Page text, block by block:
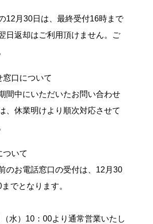
12月30日は、最終受付16時まで
日返却はご利用頂けません。ご
窓口について
間中にいただいたお問い合わせ
、休業明けより順次対応させて
ついて
のお電話窓口の受付は、12月30
でとなります。
水）10：00より通常営業いたし